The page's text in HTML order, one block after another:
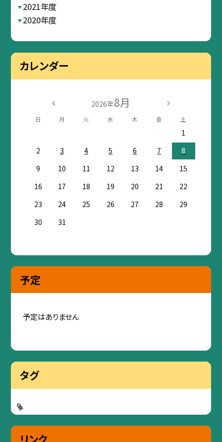
2021年度
2020年度
カレンダー
2026年8月
日 月 火 水 木 金 土
1
2
3 4 5 6 7
8
9
10 11 12 13 14
15
16
17 18 19 20 21
22
23
24 25 26 27 28
29
30
31
予定
予定はありません
タグ